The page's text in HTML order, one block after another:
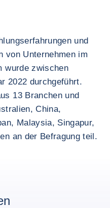
und
von Unternehmen im
wurde zwischen
2022 durchgeführt.
13 Branchen und
China,
Malaysia, Singapur,
an der Befragung teil.